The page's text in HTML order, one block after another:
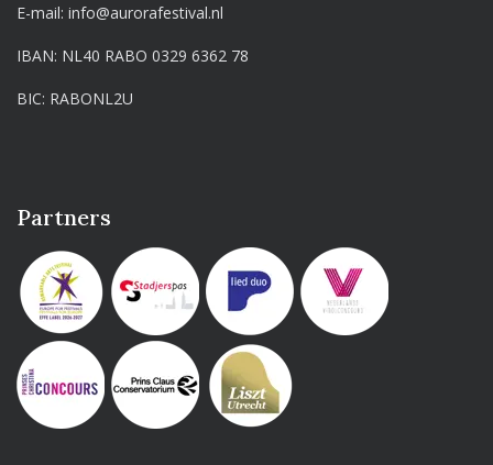
E-mail:info@aurorafestival.nl
IBAN: NL40 RABO 0329 6362 78
BIC: RABONL2U
Partners